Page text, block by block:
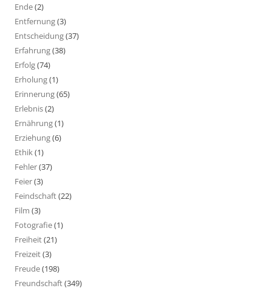
Ende(2)
Entfernung(3)
Entscheidung(37)
Erfahrung(38)
Erfolg(74)
Erholung(1)
Erinnerung(65)
Erlebnis(2)
Ernährung(1)
Erziehung(6)
Ethik(1)
Fehler(37)
Feier(3)
Feindschaft(22)
Film (3)
Fotografie(1)
Freiheit(21)
Freizeit(3)
Freude(198)
Freundschaft(349)